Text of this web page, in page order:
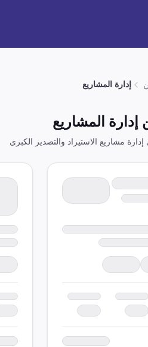
إدارة المشاريع
إدارة المشاريع
مشاريع الاستيراد والتصدير الكبرى